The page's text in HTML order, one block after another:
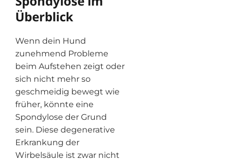
Überblick
Wenn dein Hund
zunehmend Probleme
beim Aufstehen zeigt oder
sich nicht mehr so
geschmeidig bewegt wie
früher, könnte eine
Spondylose der Grund
sein. Diese degenerative
Erkrankung der
Wirbelsäule ist zwar nicht